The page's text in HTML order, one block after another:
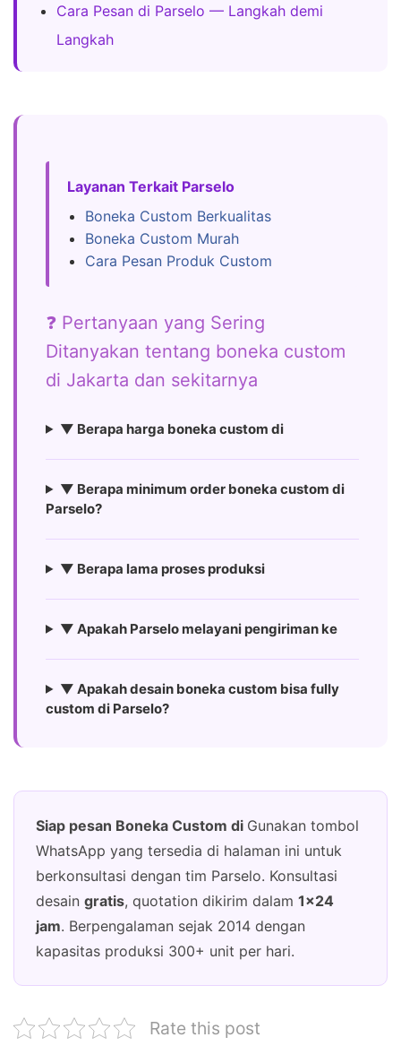
Cara Pesan di Parselo — Langkah demi
Langkah
Layanan Terkait Parselo
Boneka Custom Berkualitas
Boneka Custom Murah
Cara Pesan Produk Custom
❓ Pertanyaan yang Sering
Ditanyakan tentang boneka custom
di Jakarta dan sekitarnya
▼ Berapa harga boneka custom di
▼ Berapa minimum order boneka custom di
Parselo?
▼ Berapa lama proses produksi
▼ Apakah Parselo melayani pengiriman ke
▼ Apakah desain boneka custom bisa fully
custom di Parselo?
Siap pesan Boneka Custom di Gunakan tombol
WhatsApp yang tersedia di halaman ini untuk
berkonsultasi dengan tim Parselo. Konsultasi
desain gratis, quotation dikirim dalam 1×24
jam. Berpengalaman sejak 2014 dengan
kapasitas produksi 300+ unit per hari.
Rate this post